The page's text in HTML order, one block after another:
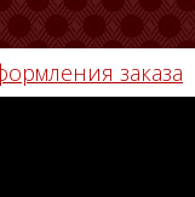
заказа